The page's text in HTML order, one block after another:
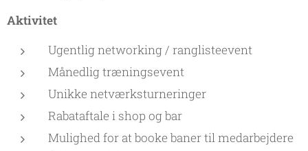
Aktivitet
Ugentlig networking / ranglisteevent
Månedlig træningsevent
Unikke netværksturneringer
Rabataftale i shop og bar
Mulighed for at booke baner til medarbejdere